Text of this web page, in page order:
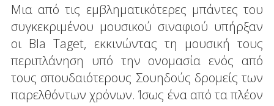
Μια από τις εμβληματικότερες μπάντες του
συγκεκριμένου μουσικού σιναφιού υπήρξαν
οι Bla Taget, εκκινώντας τη μουσική τους
περιπλάνηση υπό την ονομασία ενός από
τους σπουδαιότερους Σουηδούς δρομείς των
παρελθόντων χρόνων. Ίσως ένα από τα πλέον